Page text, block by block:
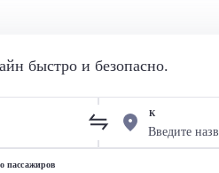
быстро и безопасно.
К
пассажиров